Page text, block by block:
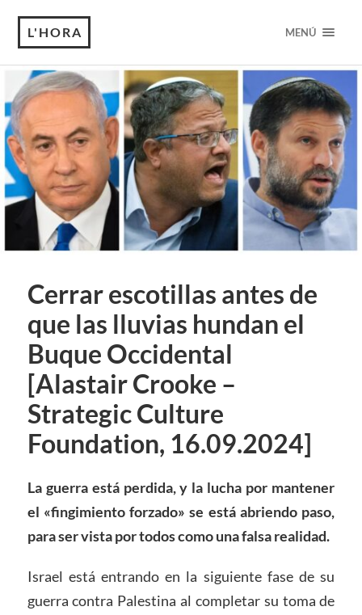
L'HORA MENÚ
Cerrar escotillas antes de
que las lluvias hundan el
Buque Occidental
[Alastair Crooke –
Strategic Culture
Foundation, 16.09.2024]
La guerra está perdida, y la lucha por mantener
el «fingimiento forzado» se está abriendo paso,
para ser vista por todos como una falsa realidad.
Israel está entrando en la siguiente fase de su
guerra contra Palestina al completar su toma de